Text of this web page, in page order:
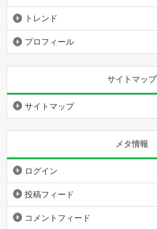
トレンド
プロフィール
サイトマップ
サイトマップ
メタ情報
ログイン
投稿フィード
コメントフィード